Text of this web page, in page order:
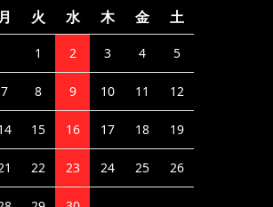
月 火 水 木 金 土
1 2 3 4 5
7 8 9 10 11 12
15 16 17 18 19
22 23 24 25 26